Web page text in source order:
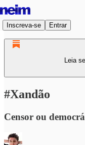
Inscreva-se Entrar
Leia
#Xandão
Censor ou